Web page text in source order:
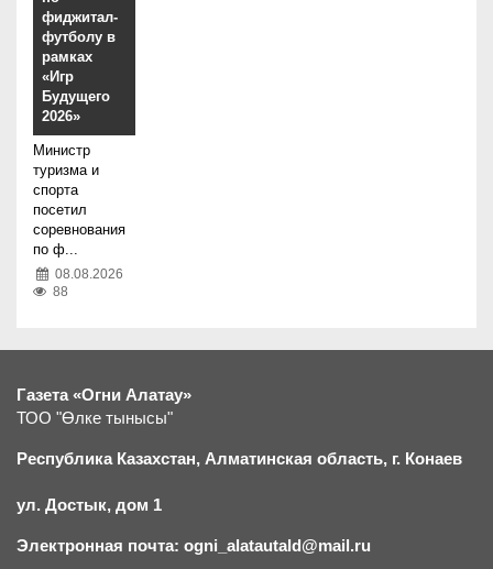
фиджитал-
футболу в
рамках
«Игр
Будущего
2026»
Министр
туризма и
спорта
посетил
соревнования
по ф...
08.08.2026
88
Газета «Огни Алатау»
ТОО "Өлке тынысы"
Республика Казахстан, Алматинская область, г. Конаев
ул. Достык, дом 1
Электронная почта: ogni_alatautald@mail.ru